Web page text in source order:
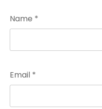
Name *
Email *